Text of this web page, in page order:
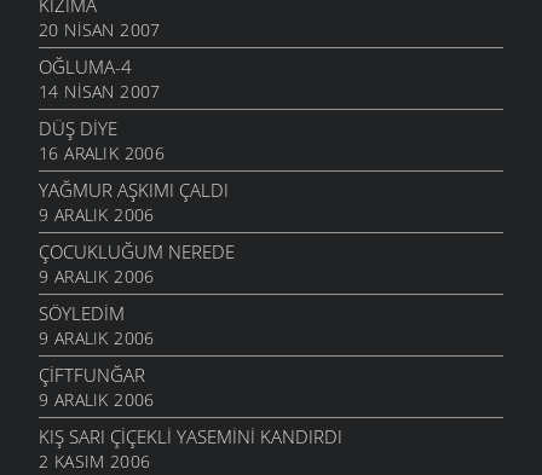
KIZIMA
20 NISAN 2007
OĞLUMA-4
14 NISAN 2007
DÜŞ DIYE
16 ARALIK 2006
YAĞMUR AŞKIMI ÇALDI
9 ARALIK 2006
ÇOCUKLUĞUM NEREDE
9 ARALIK 2006
SÖYLEDIM
9 ARALIK 2006
ÇIFTFUNĞAR
9 ARALIK 2006
KIŞ SARI ÇIÇEKLI YASEMINI KANDIRDI
2 KASIM 2006